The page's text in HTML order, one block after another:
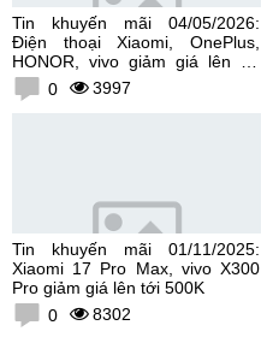
Tin khuyến mãi 04/05/2026:
Điện thoại Xiaomi, OnePlus,
HONOR, vivo giảm giá lên tới
300K0 3997
Tin khuyến mãi 01/11/2025:
Xiaomi 17 Pro Max, vivo X300
Pro giảm giá lên tới 500K
0
8302